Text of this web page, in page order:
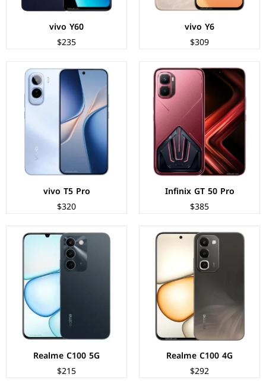
vivo Y6
$309
vivo Y60
$235
Infinix GT 50 Pro
$385
vivo T5 Pro
$320
Realme C100 4G
$292
الشاشة:IPS LCD بحجم 6.8 بوصة بدقة HD+
المعالج:Mediatek Helio G92 Max
الكاميرات:خلفية 50+2 م.ب / امامية 8 م.ب
الذاكرة+الرام:256 + 8 جيجابايت
نظام التشغيل:Android 16
البطارية:8000 مللي أمبير - 15 واط
عرض المواصفات ←
Realme C100 5G
$215
الشاشة:
المعالج:Mediatek Dimensity 6300
الكاميرات:خلفية 50+2 م.ب/ امامية 5 م.ب
الذاكرة+الرام:128 + 4/6 جيجابايت
نظام التشغيل:Android 16
البطارية:
عرض المواصفات ←
خلفية 200+8 م.ب/ امامية 32 م.ب
نظام التشغيل:
البطارية:
عرض المواصفات ←
خلفية 50 م.ب/ امامية 8 م.ب
عرض المواصفات ←